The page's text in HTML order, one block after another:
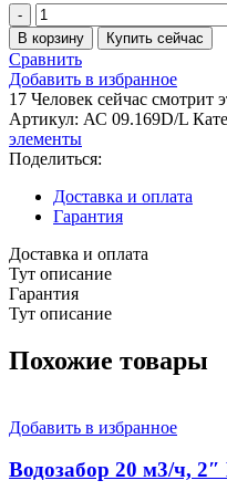
Количество
товара
Донный
слив
2"
D154
антивихревой
с
нижн.
подключением
(AISI
316L)
В корзину Купить сейчас
Сравнить
Добавить в избранное
17 Человек сейчас смотрит
Артикул: АС 09.169D/L
элементы
Поделиться:
Доставка и оплата
Гарантия
Доставка и оплата
Тут описание
Гарантия
Тут описание
Похожие товары
Добавить в избранное
Водозабор 20 м3/ч,